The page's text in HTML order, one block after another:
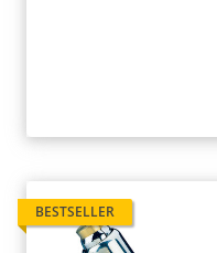
BESTSELLER